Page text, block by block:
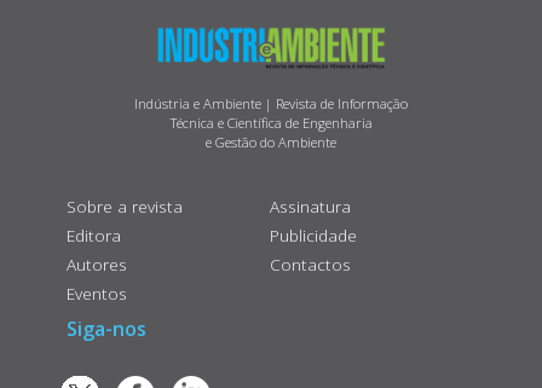
Indústria e Ambiente | Revista de Informação
Técnica e Científica de Engenharia
e Gestão do Ambiente
Sobre a revista
Editora
Autores
Eventos
Assinatura
Publicidade
Contactos
Siga-nos